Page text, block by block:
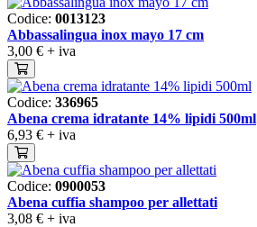
Codice: 0013123
Abbassalingua inox mayo 17 cm
3,00 € + iva
Codice: 336965
Abena crema idratante 14% lipidi 500ml
6,93 € + iva
Codice: 0900053
Abena cuffia shampoo per allettati
3,08 € + iva